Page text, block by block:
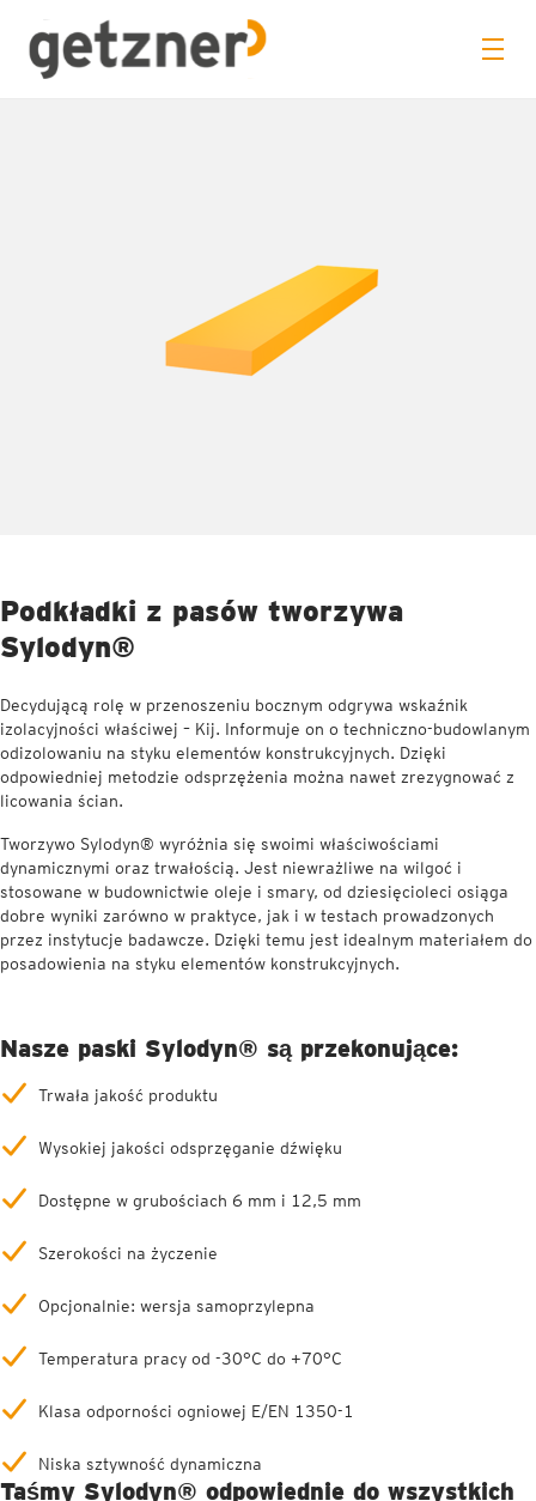
Podkładki z pasów tworzywa
Sylodyn®
Decydującą rolę w przenoszeniu bocznym odgrywa wskaźnik
izolacyjności właściwej – Kij. Informuje on o techniczno-budowlanym
odizolowaniu na styku elementów konstrukcyjnych. Dzięki
odpowiedniej metodzie odsprzężenia można nawet zrezygnować z
licowania ścian.
Tworzywo Sylodyn® wyróżnia się swoimi właściwościami
dynamicznymi oraz trwałością. Jest niewrażliwe na wilgoć i
stosowane w budownictwie oleje i smary, od dziesięcioleci osiąga
dobre wyniki zarówno w praktyce, jak i w testach prowadzonych
przez instytucje badawcze. Dzięki temu jest idealnym materiałem do
posadowienia na styku elementów konstrukcyjnych.
Nasze paski Sylodyn® są przekonujące:
Trwała jakość produktu
Wysokiej jakości odsprzęganie dźwięku
Dostępne w grubościach 6 mm i 12,5 mm
Szerokości na życzenie
Opcjonalnie: wersja samoprzylepna
Temperatura pracy od -30°C do +70°C
Klasa odporności ogniowej E/EN 1350-1
Niska sztywność dynamiczna
Taśmy Sylodyn® odpowiednie do wszystkich